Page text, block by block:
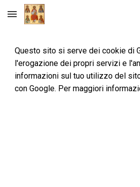
Skip to main content
Questo sito si serve dei cookie di
l'erogazione dei propri servizi e
informazioni sul tuo utilizzo del
con Google. Per maggiori